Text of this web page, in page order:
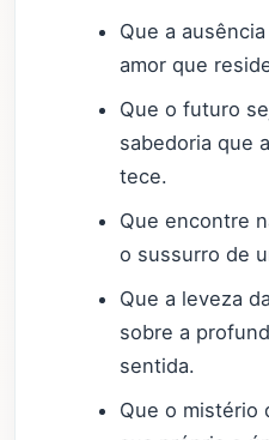
Que a
amor que
Que o futuro
sabedoria que
tece.
Que encontre
o sussurro de
Que a leveza
sobre a
sentida.
Que o mistério